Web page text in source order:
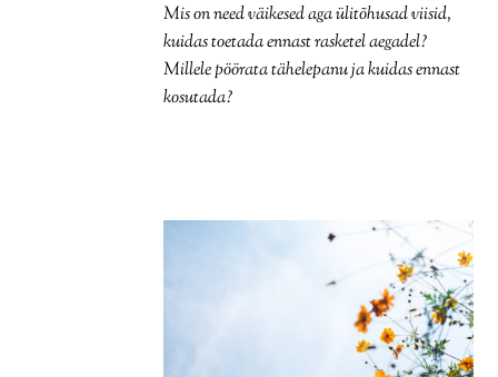
Mis on need väikesed aga ülitõhusad viisid,
kuidas toetada ennast rasketel aegadel?
Millele pöörata tähelepanu ja kuidas ennast
kosutada?